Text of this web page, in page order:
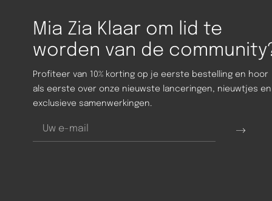
Mia Zia Klaar om lid te
worden van de
Profiteer van 10% korting op je eerste bestelling en hoor
als eerste over onze nieuwste lanceringen, nieuwtjes en
exclusieve samenwerkingen.